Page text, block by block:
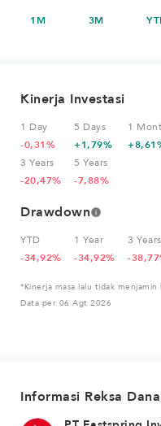
1M 3M
Kinerja Investasi
1 Day
-0,31%
5 Days
+1,79%
1
3 Years
-20,47%
5 Years
-7,88%
Drawdown
YTD
-34,92%
1 Year
-34,92%
3 Years
-
*Kinerja masa lalu tidak menjamin
Data per 06 Agt 2026
Informasi Reksa Dana